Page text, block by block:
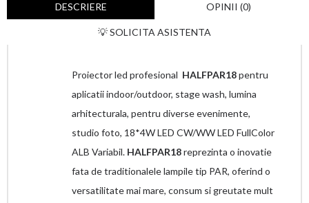
DESCRIERE OPINII (0)
💡 SOLICITA ASISTENTA
Proiector led profesional HALFPAR18pentru
aplicatii indoor/outdoor, stage wash, lumina
arhitecturala, pentru diverse evenimente,
studio foto, 18*4W LED CW/WW LED FullColor
ALB Variabil. HALFPAR18reprezinta o inovatie
fata de traditionalele lampile tip PAR, oferind o
versatilitate mai mare, consum si greutate mult